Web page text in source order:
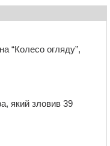
“Колесо огляду”,
який зловив 39